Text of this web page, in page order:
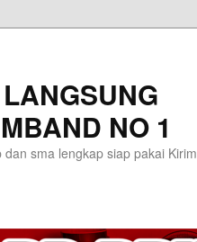
NO 1
sma lengkap siap pakai Kirim